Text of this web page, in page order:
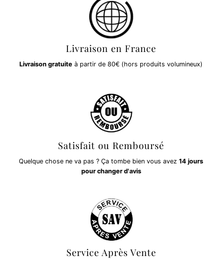
Livraison en France
Livraison gratuite à partir de 80€ (hors produits volumineux)
Satisfait ou Remboursé
Quelque chose ne va pas ? Ça tombe bien vous avez 14 jours
pour changer d'avis
Service Après Vente